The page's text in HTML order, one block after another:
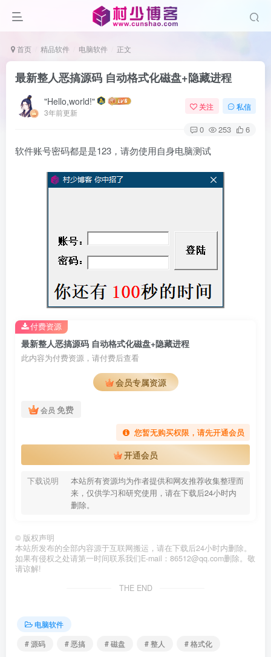
首页 精品软件 电脑软件 正文
最新整人恶搞源码 自动格式化磁盘+隐藏进程
"Hello,world!"
3年前更新
关注 私信
0 253 6
软件账号密码都是是123，请勿使用自身电脑测试
最新整人恶搞源码 自动格式化磁盘+隐藏进程
此内容为付费资源，请付费后查看
会员专属资源
会员 免费
您暂无购买权限，请先开通会员
开通会员
下载说明
本站所有资源均为作者提供和网友推荐收集整理而
来，仅供学习和研究使用，请在下载后24小时内
删除。
付费资源
© 版权声明
本站所发布的全部内容源于互联网搬运，请在下载后24小时内删除。
如果有侵权之处请第一时间联系我们E-mail：86512@qq.com删除。敬
请谅解!
THE END
电脑软件
# 源码
# 恶搞 # 磁盘 # 整人 # 格式化